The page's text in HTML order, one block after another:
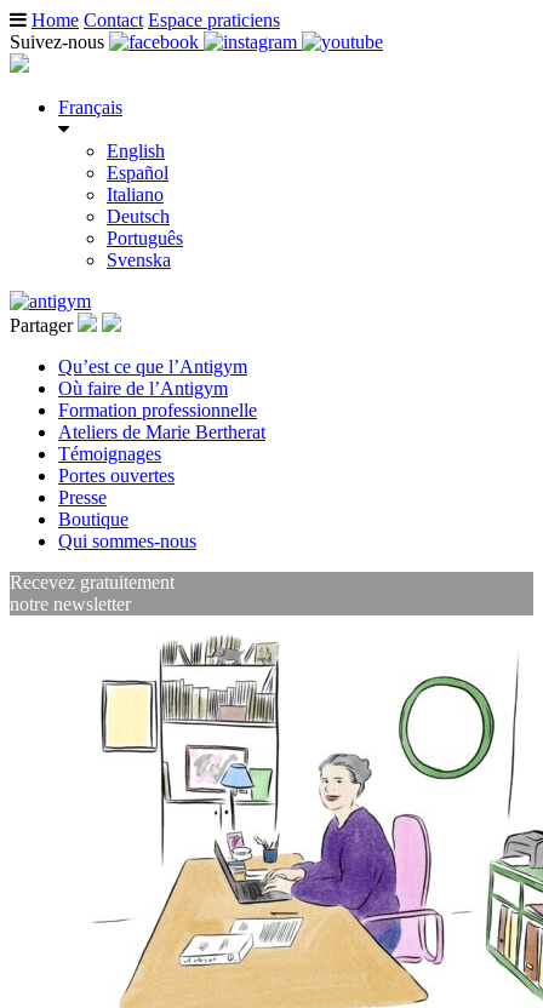
Home Contact Espace praticiens
Suivez-nous
Français
English
Español
Italiano
Deutsch
Português
Svenska
Partager
Qu’est ce que l’Antigym
Où faire de l’Antigym
Formation professionnelle
Ateliers de Marie Bertherat
Témoignages
Portes ouvertes
Presse
Boutique
Qui sommes-nous
Recevez gratuitement
notre newsletter